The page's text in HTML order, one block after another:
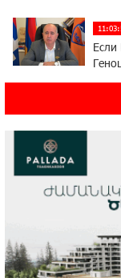
Если
ВТБ
—
мобильном
инновационное